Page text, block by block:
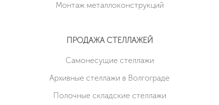
Монтаж металлоконструкций
ПРОДАЖА СТЕЛЛАЖЕЙ
Cамонесущие стеллажи
Архивные стеллажи в Волгограде
Полочные складские стеллажи